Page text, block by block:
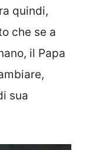
quindi,
che se a
il Papa
sua